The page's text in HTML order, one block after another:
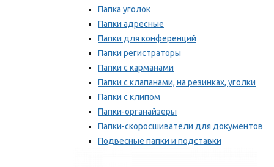
Папка уголок
Папки адресные
Папки для конференций
Папки регистраторы
Папки с карманами
Папки с клапанами, на резинках, уголки
Папки с клипом
Папки-органайзеры
Папки-скоросшиватели для документов
Подвесные папки и подставки